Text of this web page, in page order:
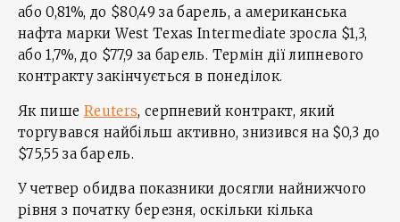
або 0,81%, до $80,49 за барель, а американська
нафта марки West Texas Intermediate зросла $1,3,
або 1,7%, до $77,9 за барель. Термін дії липневого
контракту закінчується в понеділок.
Як пише Reuters, серпневий контракт, який
торгувався найбільш активно, знизився на $0,3 до
$75,55 за барель.
У четвер обидва показники досягли найнижчого
рівня з початку березня, оскільки кілька